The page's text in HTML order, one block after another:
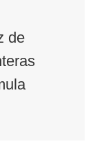
de